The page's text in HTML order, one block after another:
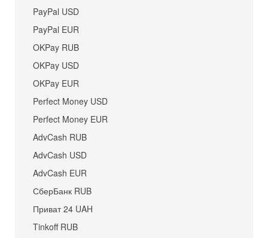
PayPal USD
PayPal EUR
OKPay RUB
OKPay USD
OKPay EUR
Perfect Money USD
Perfect Money EUR
AdvCash RUB
AdvCash USD
AdvCash EUR
СберБанк RUB
Приват 24 UAH
Tinkoff RUB